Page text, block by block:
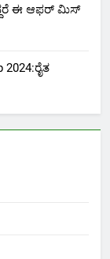
ಈ ಆಫರ್ ಮಿಸ್